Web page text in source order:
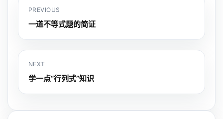
PREVIOUS
一道不等式题的简证
NEXT
学一点“行列式”知识